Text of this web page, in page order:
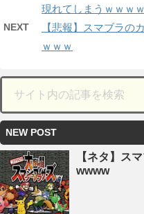
現れてしまうｗｗｗ
NEXT
【悲報】スマブラの
ｗｗｗ
NEW POST
【ネタ】ス
wwww